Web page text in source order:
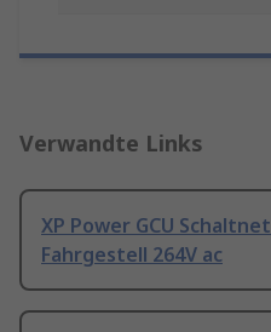
Verwandte Links
XP Power GCU
Fahrgestell 264V ac